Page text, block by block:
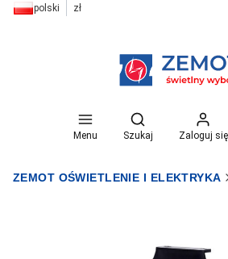
polski zł
Menu
Otwórz
Szukaj Zaloguj się
ZEMOT OŚWIETLENIE I ELEKTRYKA